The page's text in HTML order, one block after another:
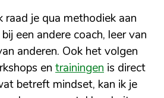
raad je qua methodiek aan
een andere coach, leer van
anderen. Ook het volgen
en trainingen is direct
betreft mindset, kan ik je